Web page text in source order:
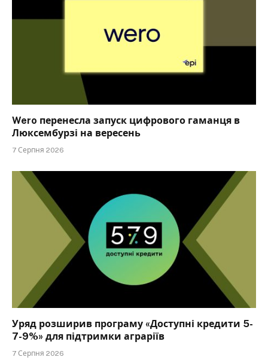
Wero перенесла запуск цифрового гаманця в
Люксембурзі на вересень
7 Серпня 2026
Уряд розширив програму «Доступні кредити 5-
7-9%» для підтримки аграріїв
7 Серпня 2026